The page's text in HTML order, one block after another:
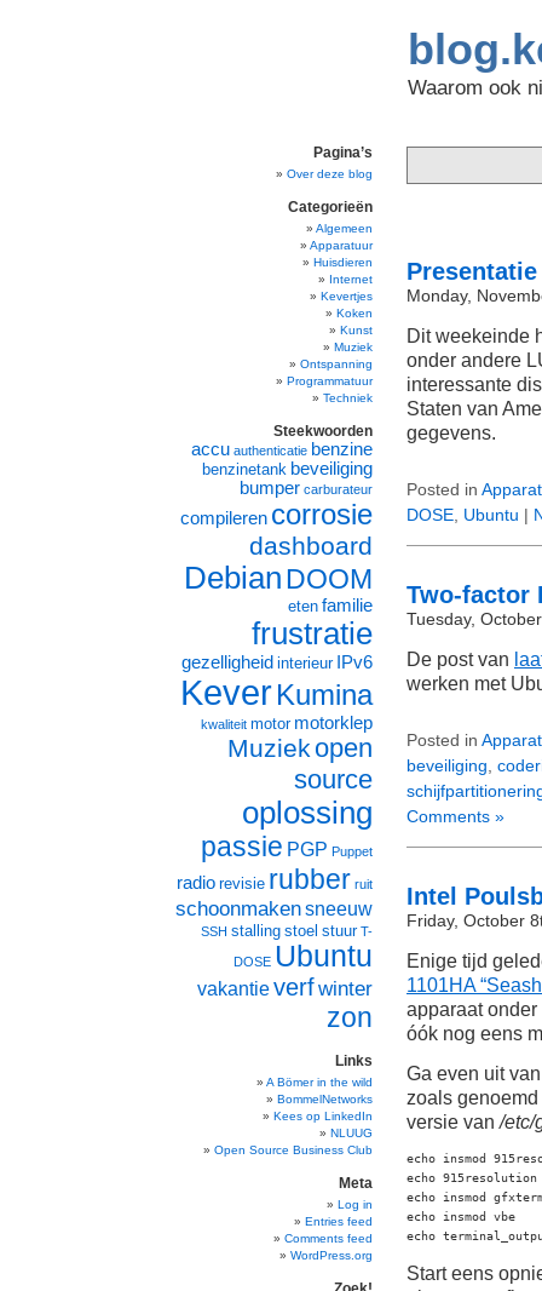
Waarom ook
Presentatie
Monday,
Dit weekeinde
onder andere
interessante
Staten van
gegevens.
Posted in
DOSE Ubuntu |
Two-factor
Tuesday,
De post van
werken met
Posted in
beveiliging,
Comments »
Intel
Friday, October
Enige tijd
1101HA
apparaat onder
óók nog eens
Ga even uit
zoals
versie van/etc/
echo insmod
echo 915resolution
echo insmod
echo insmod vbe
echo
Start eens
Pagina’s
Over deze blog
Categorieën
Algemeen
Apparatuur
Huisdieren
Internet
Kevertjes
Koken
Kunst
Muziek
Ontspanning
Programmatuur
Techniek
Steekwoorden
accu authenticatie benzine
benzinetank beveiliging
bumper carburateur
compileren corrosie
dashboard
DebianDOOM
eten familie
frustratie
gezelligheid interieur IPv6
KeverKumina
kwaliteit motor motorklep
Muziek open
source
oplossing
passie PGP Puppet
radio revisie rubber ruit
schoonmakensneeuw
SSH stalling stoel stuur T-
DOSE Ubuntu
vakantieverfwinter
zon
Links
A Bömer in the wild
BommelNetworks
Kees op LinkedIn
NLUUG
Open Source Business Club
Meta
Log in
Entries feed
Comments feed
WordPress.org